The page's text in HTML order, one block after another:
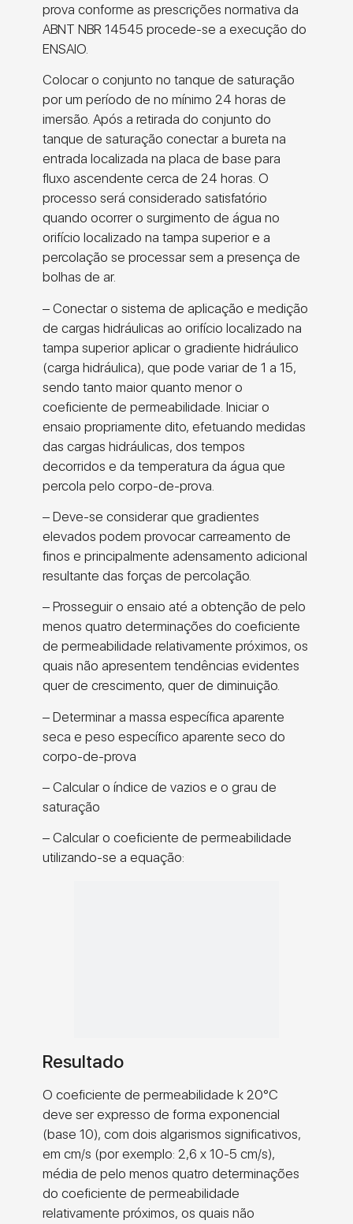
prova conforme as prescrições normativa da
ABNT NBR 14545 procede-se a execução do
ENSAIO.
Colocar o conjunto no tanque de saturação
por um período de no mínimo 24 horas de
imersão. Após a retirada do conjunto do
tanque de saturação conectar a bureta na
entrada localizada na placa de base para
fluxo ascendente cerca de 24 horas. O
processo será considerado satisfatório
quando ocorrer o surgimento de água no
orifício localizado na tampa superior e a
percolação se processar sem a presença de
bolhas de ar.
– Conectar o sistema de aplicação e medição
de cargas hidráulicas ao orifício localizado na
tampa superior aplicar o gradiente hidráulico
(carga hidráulica), que pode variar de 1 a 15,
sendo tanto maior quanto menor o
coeficiente de permeabilidade. Iniciar o
ensaio propriamente dito, efetuando medidas
das cargas hidráulicas, dos tempos
decorridos e da temperatura da água que
percola pelo corpo-de-prova.
– Deve-se considerar que gradientes
elevados podem provocar carreamento de
finos e principalmente adensamento adicional
resultante das forças de percolação.
– Prosseguir o ensaio até a obtenção de pelo
menos quatro determinações do coeficiente
de permeabilidade relativamente próximos, os
quais não apresentem tendências evidentes
quer de crescimento, quer de diminuição.
– Determinar a massa específica aparente
seca e peso específico aparente seco do
corpo-de-prova
– Calcular o índice de vazios e o grau de
saturação
– Calcular o coeficiente de permeabilidade
utilizando-se a equação:
Resultado
O coeficiente de permeabilidade k 20°C
deve ser expresso de forma exponencial
(base 10), com dois algarismos significativos,
em cm/s (por exemplo: 2,6 x 10-5 cm/s),
média de pelo menos quatro determinações
do coeficiente de permeabilidade
relativamente próximos, os quais não